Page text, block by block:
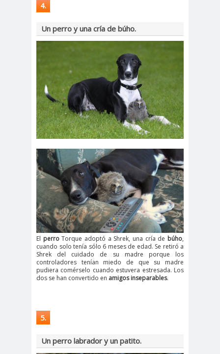
4.
Un perro y una cría de búho.
El perroTorque adoptó a Shrek, una cría de búho,
cuando solo tenía sólo 6 meses de edad. Se retiró a
Shrek del cuidado de su madre porque los
controladores tenían miedo de que su madre
pudiera comérselo cuando estuvera estresada. Los
dos se han convertido en amigos inseparables.
5.
Un perro labrador y un patito.